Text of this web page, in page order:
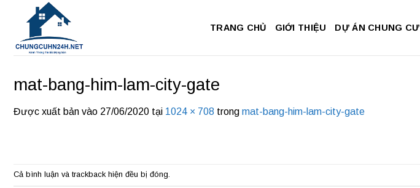
dung
TRANG CHỦ GIỚI THIỆU DỰ ÁN CHUNG CƯ
mat-bang-him-lam-city-gate
Được xuất bản vào 27/06/2020 tại 1024 × 708 trong mat-bang-him-lam-city-gate
Cả bình luận và trackback hiện đều bị đóng.